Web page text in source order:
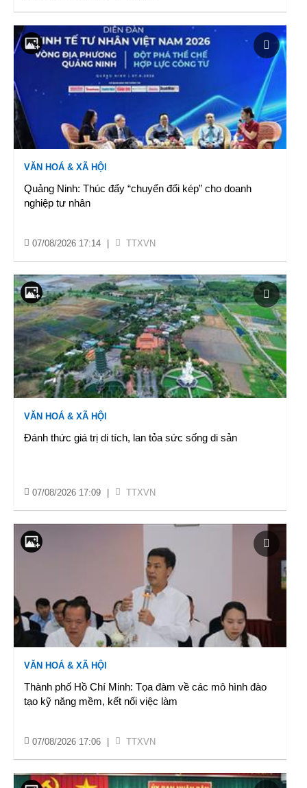
VĂN HOÁ & XÃ HỘI
Quảng Ninh: Thúc đẩy “chuyển đổi kép” cho doanh
nghiệp tư nhân
07/08/2026 17:14 TTXVN
VĂN HOÁ & XÃ HỘI
Đánh thức giá trị di tích, lan tỏa sức sống di sản
07/08/2026 17:09 TTXVN
VĂN HOÁ & XÃ HỘI
Thành phố Hồ Chí Minh: Tọa đàm về các mô hình đào
tạo kỹ năng mềm, kết nối việc làm
07/08/2026 17:06 TTXVN